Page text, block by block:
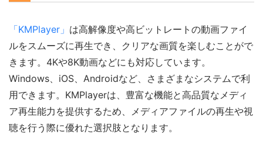
「KMPlayer」 は高解像度や高ビットレートの動画ファイ
ルをスムーズに再生でき、クリアな画質を楽しむことがで
きます。4Kや8K動画などにも対応しています。
Windows、iOS、Androidなど、さまざまなシステムで利
用できます。KMPlayerは、豊富な機能と高品質なメディ
ア再生能力を提供するため、メディアファイルの再生や視
聴を行う際に優れた選択肢となります。